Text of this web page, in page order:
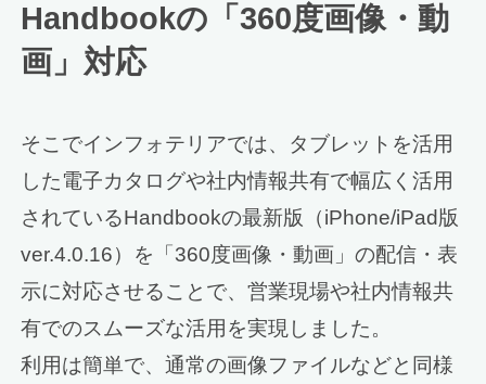
Handbookの「360度画像・動
画」対応
そこでインフォテリアでは、タブレットを活用
した電子カタログや社内情報共有で幅広く活用
されているHandbookの最新版（iPhone/iPad版
ver.4.0.16）を「360度画像・動画」の配信・表
示に対応させることで、営業現場や社内情報共
有でのスムーズな活用を実現しました。
利用は簡単で、通常の画像ファイルなどと同様